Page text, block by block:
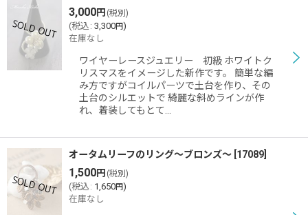
3,000円 (税別)
(税込 : 3,300円)
在庫なし
ワイヤーレースジュエリー 初級 ホワイトク
リスマスをイメージした新作です。 簡単な編
み方ですがコイルパーツで土台を作り、その
土台のシルエットで 綺麗な斜めラインが作
れ、着装してもとて…
オータムリーフのリング〜ブロンズ〜 17089
1,500円 (税別)
(税込 : 1,650円)
在庫なし